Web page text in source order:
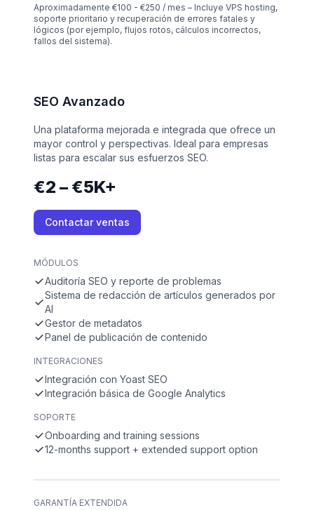
Aproximadamente €100 - €250 / mes – Incluye VPS hosting,
soporte prioritario y recuperación de errores fatales y
lógicos (por ejemplo, flujos rotos, cálculos incorrectos,
fallos del sistema).
SEO Avanzado
Una plataforma mejorada e integrada que ofrece un
mayor control y perspectivas. Ideal para empresas
listas para escalar sus esfuerzos SEO.
€2 – €5K+
Contactar ventas
MÓDULOS
Auditoría SEO y reporte de problemas
Sistema de redacción de artículos generados por
AI
Gestor de metadatos
Panel de publicación de contenido
INTEGRACIONES
Integración con Yoast SEO
Integración básica de Google Analytics
SOPORTE
Onboarding and training sessions
12-months support + extended support option
GARANTÍA EXTENDIDA